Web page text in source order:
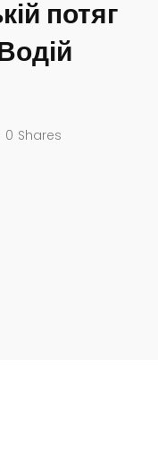
потяг
Shares
0